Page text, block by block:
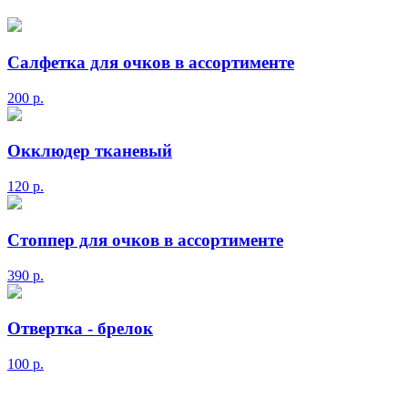
Салфетка для очков в ассортименте
200 р.
Окклюдер тканевый
120 р.
Стоппер для очков в ассортименте
390 р.
Отвертка - брелок
100 р.